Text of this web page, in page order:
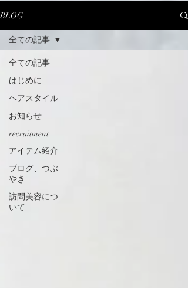
BLOG
全ての記事
はじめに
ヘアスタイル
お知らせ
recruitment
アイテム紹介
ブログ、つぶ
やき
訪問美容につ
いて
全ての記事